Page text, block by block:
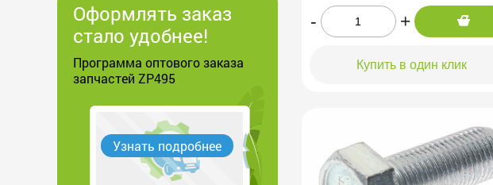
Оформлять заказ
стало удобнее!
Программа оптового заказа
запчастей ZP495
Узнать подробнее
- +
Купить в один клик